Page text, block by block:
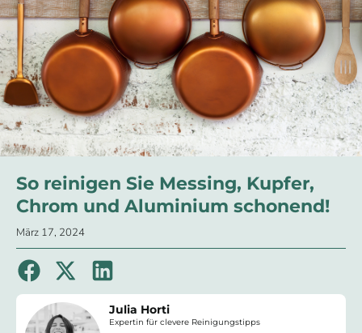
So reinigen Sie Messing, Kupfer,
Chrom und Aluminium schonend!
März 17, 2024
Julia Horti
Expertin für clevere Reinigungstipps